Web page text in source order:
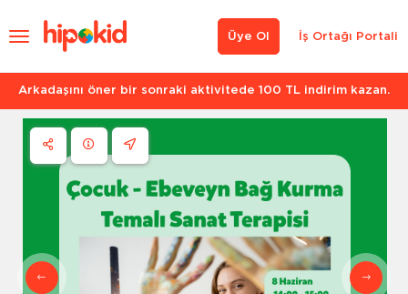
İş Ortağı Portali
Üye Ol
Arkadaşını öner bir sonraki aktivitede 100 TL indirim kazan.